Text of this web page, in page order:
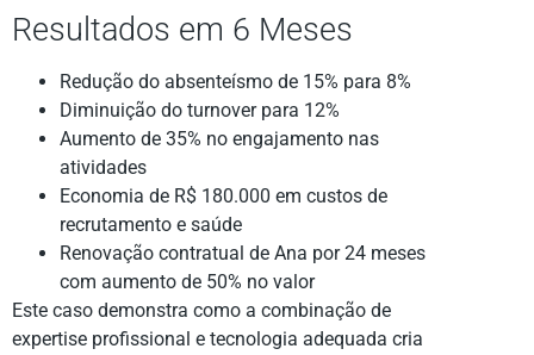
Resultados em 6 Meses
Redução do absenteísmo de 15% para 8%
Diminuição do turnover para 12%
Aumento de 35% no engajamento nas
atividades
Economia de R$ 180.000 em custos de
recrutamento e saúde
Renovação contratual de Ana por 24 meses
com aumento de 50% no valor
Este caso demonstra como a combinação de
expertise profissional e tecnologia adequada cria